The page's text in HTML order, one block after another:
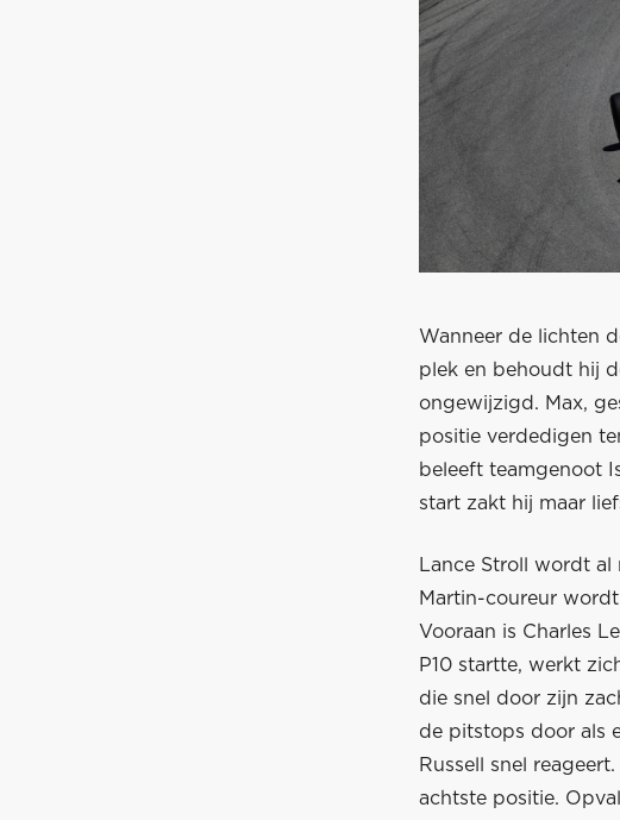
Wanneer de lichten
plek en behoudt hij
ongewijzigd. Max,
positie verdedigen
beleeft teamgenoot
start zakt hij maar
Lance Stroll wordt al
Martin-coureur
Vooraan is Charles
P10 startte, werkt
die snel door zijn
de pitstops door als
Russell snel
achtste positie.